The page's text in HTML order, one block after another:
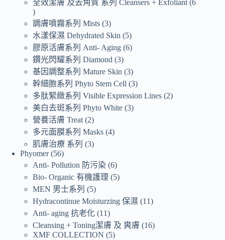
全效潔膚 及去角質 系列 Cleansers + Exfoliant 6
調膚噴霧系列 Mists 3
水漾保濕 Dehydrated Skin 5
膠原活膚系列 Anti- Aging 6
鑽光閃耀系列 Diamond 3
基因調整系列 Mature Skin 3
幹細胞系列 Phyto Stem Cell 3
多肽緊緻系列 Visible Expression Lines 2
美白去斑系列 Phyto White 3
營養活膚 Treat 2
多元面膜系列 Masks 4
肌膚治療 系列
3
Phyomer 56
Anti- Pollution 防污染 6
Bio- Organic 有機護理
5
MEN 男士系列
5
Hydracontinue Moisturzing 保濕
11
Anti- aging 抗老化 11
Cleansing + Toning潔膚 及 爽膚
16
XMF COLLECTION
5